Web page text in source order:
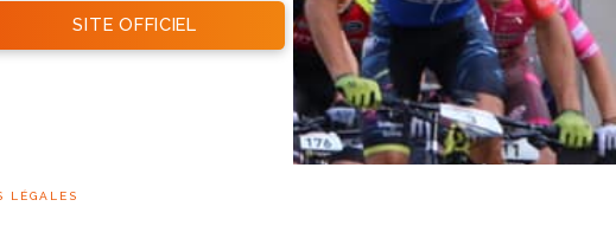
SITE OFFICIEL
LÉGALES